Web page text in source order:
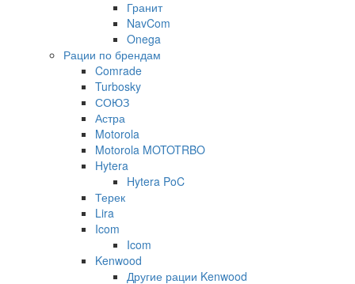
Гранит
NavCom
Onega
Рации по брендам
Comrade
Turbosky
СОЮЗ
Астра
Motorola
Motorola MOTOTRBO
Hytera
Hytera PoC
Терек
Lira
Icom
Icom
Kenwood
Другие рации Kenwood